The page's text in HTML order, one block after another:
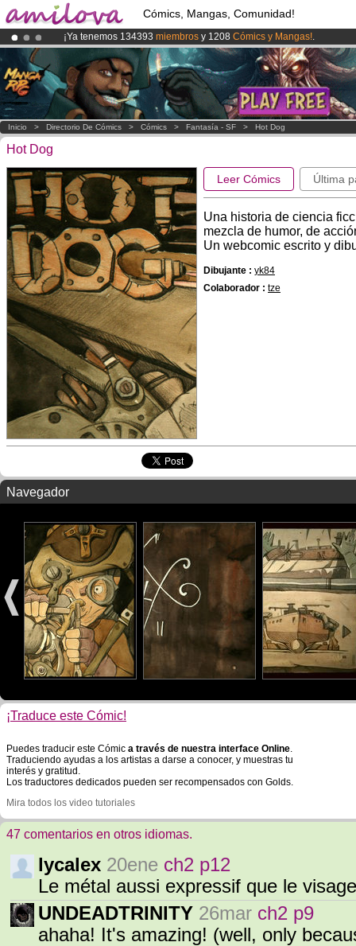
Cómics, Mangas, Comunidad!
¡Ya tenemos 134393 miembros y 1208 Cómics y Mangas!.
¡El Kickstarter Amilova está desormado lanzado!.
¡Conviertete en Premium por3.95 euros al mes!Hazte Premium ya
Inicio > Directorio De Cómics > Cómics > Fantasía - SF > Hot Dog
Hot Dog
Leer Cómics Última
Una historia de ciencia
mezcla de humor, de
Un webcomic escrito y
Dibujante : yk84
Colaborador : tze
Navegador
¡Traduce este Cómic!
Puedes traducir este Cómic a través de nuestra interface Online.
Traduciendo ayudas a los artistas a darse a conocer, y muestras tu
interés y gratitud.
Los traductores dedicados pueden ser recompensados con Golds.
Mira todos los video tutoriales
47 comentarios en otros idiomas.
lycalex 20ene ch2 p12
Le métal aussi expressif que le
UNDEADTRINITY 26mar ch2 p9
ahaha! It's amazing! (well, only